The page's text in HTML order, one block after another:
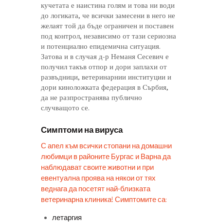
кучетата е наистина голям и това ни води
до логиката, че всички замесени в него не
желаят той да бъде ограничен и поставен
под контрол, независимо от тази сериозна
и потенциално епидемична ситуация.
Затова и в случая д-р Неманя Сесевич е
получил такъв отпор и дори заплахи от
развъдници, ветеринарнии институции и
дори киноложката федерация в Сърбия,
да не разпространява публично
случващото се.
Симптоми на вируса
С апел към всички стопани на домашни
любимци в районите Бургас и Варна да
наблюдават своите животни и при
евентуална проява на някои от тях
веднага да посетят най-близката
ветеринарна клиника! Симптомите са:
летаргия